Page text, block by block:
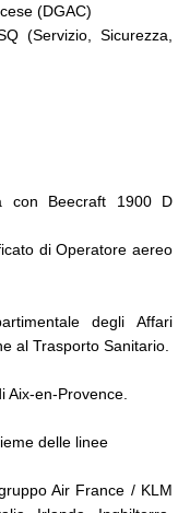
(DGAC)
(Servizio, Sicurezza,
con Beecraft 1900 D
di Operatore aereo
degli Affari
al Trasporto Sanitario.
Aix-en-Provence.
delle linee
Air France / KLM